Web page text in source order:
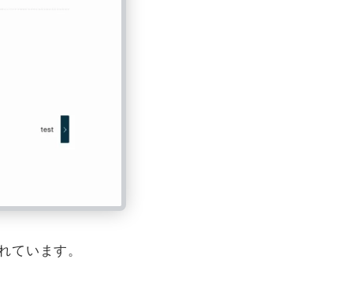
います。